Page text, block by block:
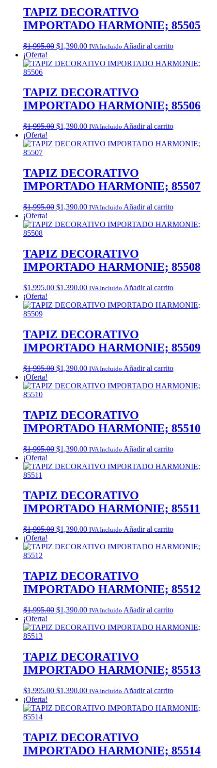
TAPIZ DECORATIVO
IMPORTADO HARMONIE; 85505
$1,995.00 Original
was:
$1,390.00Current
is:
IVA Incluido Añadir al carrito
¡Oferta!
TAPIZ DECORATIVO
IMPORTADO HARMONIE; 85506
$1,995.00 Original
was:
$1,390.00Current
is:
IVA Incluido Añadir al carrito
¡Oferta!
TAPIZ DECORATIVO
IMPORTADO HARMONIE; 85507
$1,995.00 Original
was:
$1,390.00Current
is:
IVA Incluido Añadir al carrito
¡Oferta!
TAPIZ DECORATIVO
IMPORTADO HARMONIE; 85508
$1,995.00 Original
was:
$1,390.00Current
is:
IVA Incluido Añadir al carrito
¡Oferta!
TAPIZ DECORATIVO
IMPORTADO HARMONIE; 85509
$1,995.00 Original
was:
$1,390.00Current
is:
IVA Incluido Añadir al carrito
¡Oferta!
TAPIZ DECORATIVO
IMPORTADO HARMONIE; 85510
$1,995.00 Original
was:
$1,390.00Current
is:
IVA Incluido Añadir al carrito
¡Oferta!
TAPIZ DECORATIVO
IMPORTADO HARMONIE; 85511
$1,995.00 Original
was:
$1,390.00Current
is:
IVA Incluido Añadir al carrito
¡Oferta!
TAPIZ DECORATIVO
IMPORTADO HARMONIE; 85512
$1,995.00 Original
was:
$1,390.00Current
is:
IVA Incluido Añadir al carrito
¡Oferta!
TAPIZ DECORATIVO
IMPORTADO HARMONIE; 85513
$1,995.00 Original
was:
$1,390.00Current
is:
IVA Incluido Añadir al carrito
¡Oferta!
TAPIZ DECORATIVO
IMPORTADO HARMONIE; 85514